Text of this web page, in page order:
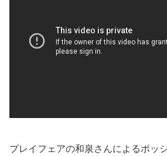
プレイフェアの和泉さんによるポッ